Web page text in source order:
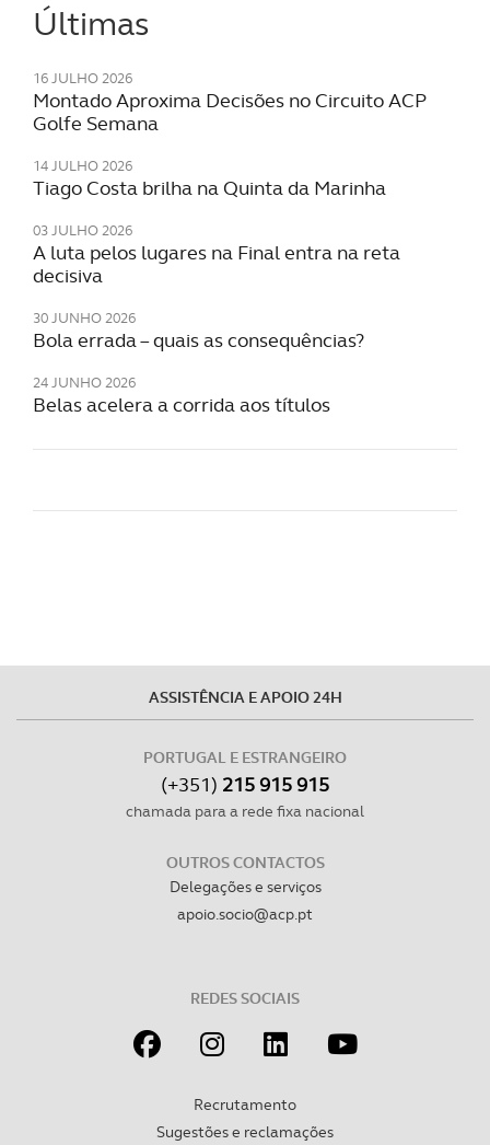
Últimas
16 JULHO 2026
Montado Aproxima Decisões no Circuito ACP
Golfe Semana
14 JULHO 2026
Tiago Costa brilha na Quinta da Marinha
03 JULHO 2026
A luta pelos lugares na Final entra na reta
decisiva
30 JUNHO 2026
Bola errada – quais as consequências?
24 JUNHO 2026
Belas acelera a corrida aos títulos
ASSISTÊNCIA E APOIO 24H
PORTUGAL E ESTRANGEIRO
(+351) 215 915 915
chamada para a rede fixa nacional
OUTROS CONTACTOS
Delegações e serviços
apoio.socio@acp.pt
REDES SOCIAIS
Recrutamento
Sugestões e reclamações